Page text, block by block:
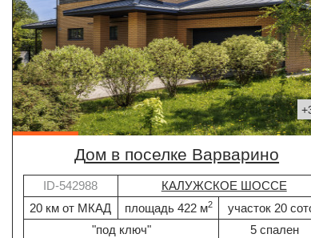
дом в поселке Варварино
ID-542988
КАЛУЖСКОЕ ШОССЕ
20 км от МКАД
площадь 422 м2
участок 20
"под ключ"
5 спален